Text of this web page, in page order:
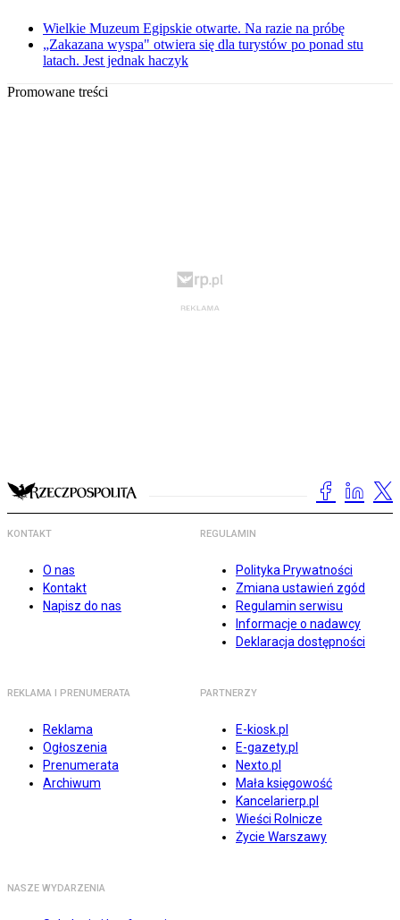
Wielkie Muzeum Egipskie otwarte. Na razie na próbę
„Zakazana wyspa" otwiera się dla turystów po ponad stu
latach. Jest jednak haczyk
Promowane treści
KONTAKT
O nas
Kontakt
Napisz do nas
REGULAMIN
Polityka Prywatności
Zmiana ustawień zgód
Regulamin serwisu
Informacje o nadawcy
Deklaracja dostępności
REKLAMA I PRENUMERATA
Reklama
Ogłoszenia
Prenumerata
Archiwum
PARTNERZY
E-kiosk.pl
E-gazety.pl
Nexto.pl
Mała księgowość
Kancelarierp.pl
Wieści Rolnicze
Życie Warszawy
NASZE WYDARZENIA